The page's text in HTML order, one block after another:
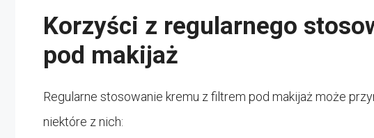
Korzyści z regularnego
pod makijaż
Regularne stosowanie kremu z filtrem pod makijaż może
niektóre z nich: